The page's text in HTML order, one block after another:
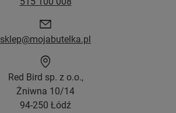
sklep@mojabutelka.pl
Red Bird sp. z o.o.,
Żniwna 10/14
94-250 Łódź